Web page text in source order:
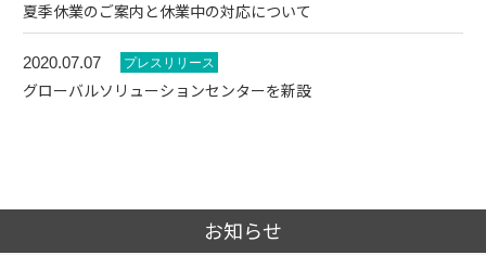
夏季休業のご案内と休業中の対応について
2020.07.07
グローバルソリューションセンターを新設
お知らせ